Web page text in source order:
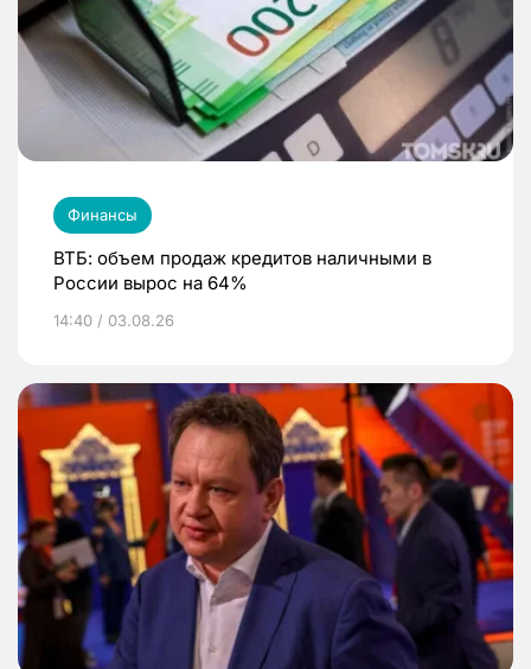
Финансы
ВТБ: объем продаж кредитов наличными в
России вырос на 64%
14:40 / 03.08.26